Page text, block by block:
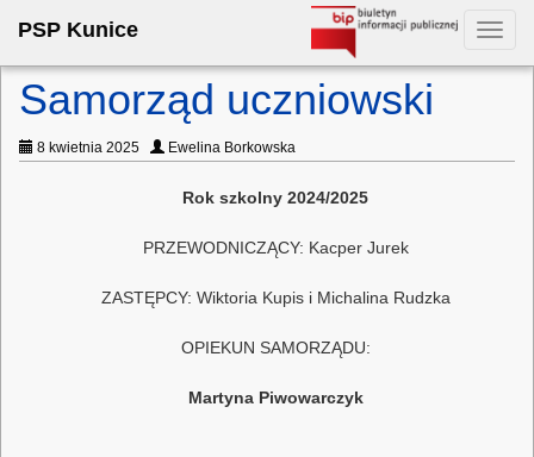
PSP Kunice
Samorząd uczniowski
8 kwietnia 2025 Ewelina Borkowska
Rok szkolny 2024/2025
PRZEWODNICZĄCY: Kacper Jurek
ZASTĘPCY: Wiktoria Kupis i Michalina Rudzka
OPIEKUN SAMORZĄDU:
Martyna Piwowarczyk